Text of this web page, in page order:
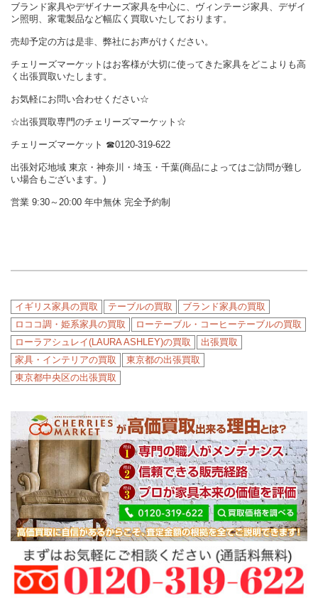
ブランド家具やデザイナーズ家具を中心に、ヴィンテージ家具、デザイ
ン照明、家電製品など幅広く買取いたしております。
売却予定の方は是非、弊社にお声がけください。
チェリーズマーケットはお客様が大切に使ってきた家具をどこよりも高
く出張買取いたします。
お気軽にお問い合わせください☆
☆出張買取専門のチェリーズマーケット☆
チェリーズマーケット ☎︎0120-319-622
出張対応地域 東京・神奈川・埼玉・千葉(商品によってはご訪問が難し
い場合もございます。)
営業 9:30～20:00 年中無休 完全予約制
イギリス家具の買取 テーブルの買取
ブランド家具の買取
ロココ調・姫系家具の買取
ローテーブル・コーヒーテーブルの買取
ローラアシュレイ(LAURA ASHLEY)の買取
出張買取
家具・インテリアの買取
東京都の出張買取
東京都中央区の出張買取